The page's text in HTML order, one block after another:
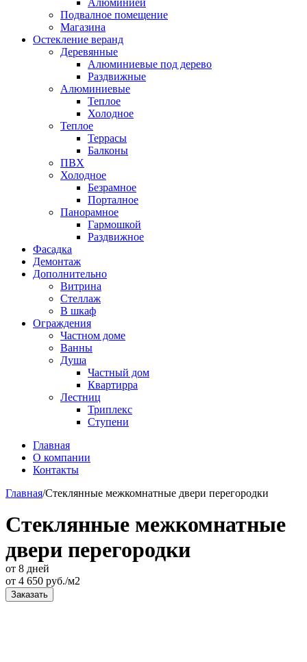
Алюминией
Подвалное помещение
Магазина
Остекление веранд
Деревянные
Алюминиевые под дерево
Раздвижные
Алюминиевые
Теплое
Холодное
Теплое
Террасы
Балконы
ПВХ
Холодное
Безрамное
Порталное
Панорамное
Гармошкой
Раздвижное
Фасадка
Демонтаж
Дополнительно
Витрина
Стеллаж
В шкаф
Ограждения
Частном доме
Ванны
Душа
Частный дом
Квартирра
Лестниц
Триплекс
Ступени
Главная
О компании
Контакты
Главная/Стеклянные межкомнатные двери перегородки
Стеклянные межкомнатные
двери перегородки
от 8 дней
от 4 650 руб./м2
Заказать